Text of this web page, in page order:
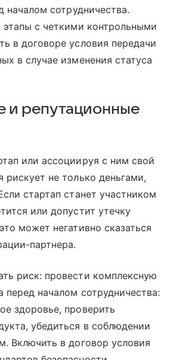
началом сотрудничества.
этапы с четкими контрольными
в договоре условия передачи
в случае изменения статуса
и репутационные
или ассоциируя с ним свой
рискует не только деньгами,
стартап станет участником
или допустит утечку
может негативно сказаться
партнера.
риск: провести комплексную
перед началом сотрудничества:
здоровье, проверить
убедиться в соблюдении
Включить в договор условия